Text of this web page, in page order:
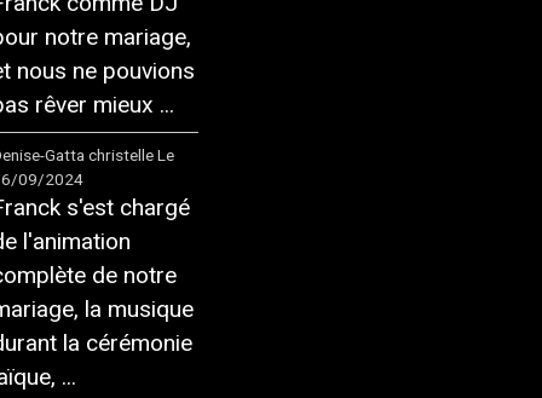
notre mariage,
nous ne pouvions
rêver mieux ...
Gatta christelle Le
09/2024
s'est chargé
l'animation
de notre
la musique
la cérémonie
...